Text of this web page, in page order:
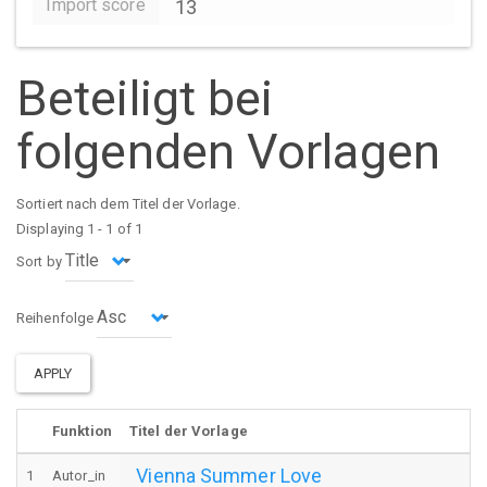
Import score 13
Beteiligt bei
folgenden Vorlagen
Sortiert nach dem Titel der Vorlage.
Displaying 1 - 1 of 1
Sort by
Reihenfolge
APPLY
Funktion Titel der Vorlage
1 Autor_in Vienna Summer Love